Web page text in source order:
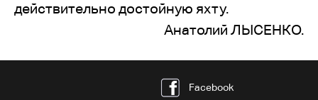
действительно достойную яхту.
Анатолий ЛЫСЕНКО.
Facebook